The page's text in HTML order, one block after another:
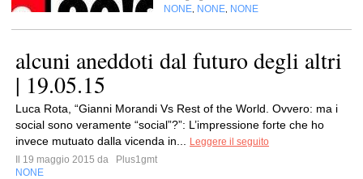
NONE NONE NONE
alcuni aneddoti dal futuro degli altri
| 19.05.15
Luca Rota, “Gianni Morandi Vs Rest of the World. Ovvero: ma i
social sono veramente “social”?”: L’impressione forte che ho
invece mutuato dalla vicenda in...
Leggere il seguito
Il 19 maggio 2015 da
Plus1gmt
NONE